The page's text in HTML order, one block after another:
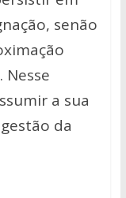
senão
a sua
da